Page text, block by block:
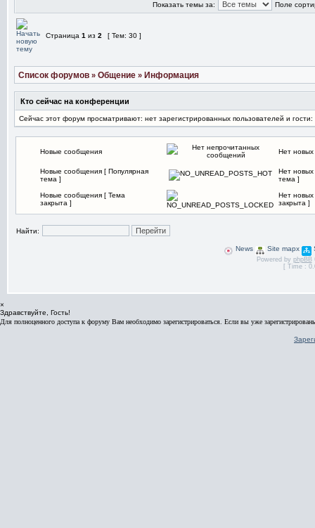
Показать темы за: Поле
Страница 1 из 2 [ Тем: 30 ]
Список форумов » Общение » Информация
Кто сейчас на конференции
Сейчас этот форум просматривают: нет зарегистрированных пользователей и гости:
Новые сообщения Нет
Новые сообщения [ Популярная
тема ]
Нет
тема ]
Новые сообщения [ Тема
закрыта ]
Нет
закрыта ]
Найти:
News Site mapx
Powered by phpBB
[ Time :
×
Здравствуйте, Гость!
Для полноценного доступа к форуму Вам необходимо зарегистрироваться. Если вы уже